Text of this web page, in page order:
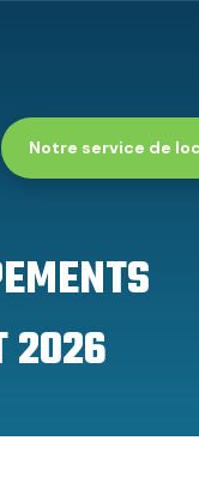
Notre service de
2026